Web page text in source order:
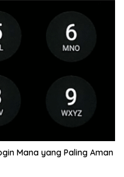
Mana yang Paling Aman